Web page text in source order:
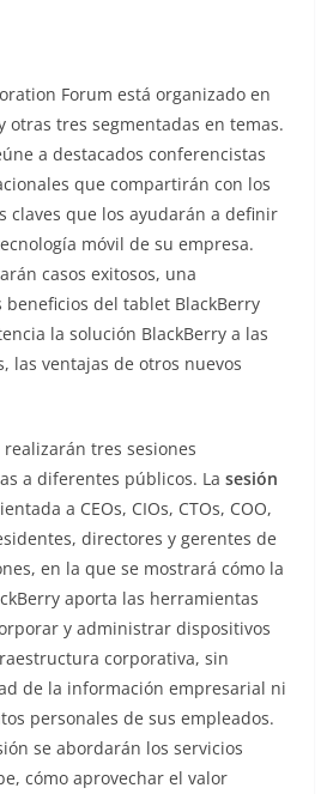
Forum está organizado en
otras tres segmentadas en temas.
a destacados conferencistas
que compartirán con los
claves que los ayudarán a definir
móvil de su empresa.
casos exitosos, una
del tablet BlackBerry
la solución BlackBerry a las
las ventajas de otros nuevos
tres sesiones
a diferentes públicos. La sesión
a CEOs, CIOs, CTOs, COO,
directores y gerentes de
en la que se mostrará cómo la
aporta las herramientas
y administrar dispositivos
corporativa, sin
de la información empresarial ni
personales de sus empleados.
se abordarán los servicios
cómo aprovechar el valor